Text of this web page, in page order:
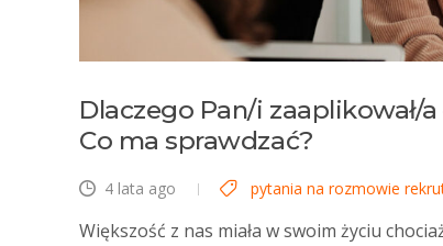
Dlaczego Pan/i
Co ma sprawdzać?
4 lata ago pytania na rozmowie
Większość z nas miała w swoim życiu